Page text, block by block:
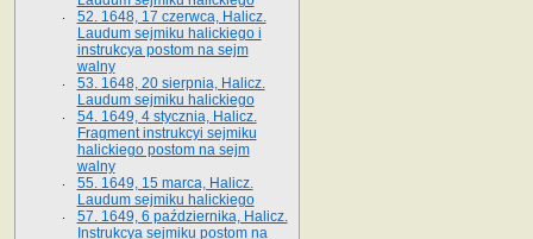
52. 1648, 17 czerwca, Halicz.
Laudum sejmiku halickiego i
instrukcya postom na sejm
walny
53. 1648, 20 sierpnia, Halicz.
Laudum sejmiku halickiego
54. 1649, 4 stycznia, Halicz.
Fragment instrukcyi sejmiku
halickiego postom na sejm
walny
55. 1649, 15 marca, Halicz.
Laudum sejmiku halickiego
57. 1649, 6 października, Halicz.
Instrukcya sejmiku postom na